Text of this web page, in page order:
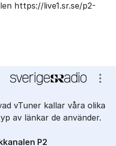
https://live1.sr.se/p2-
vTuner kallar våra olika
av länkar de använder.
P2